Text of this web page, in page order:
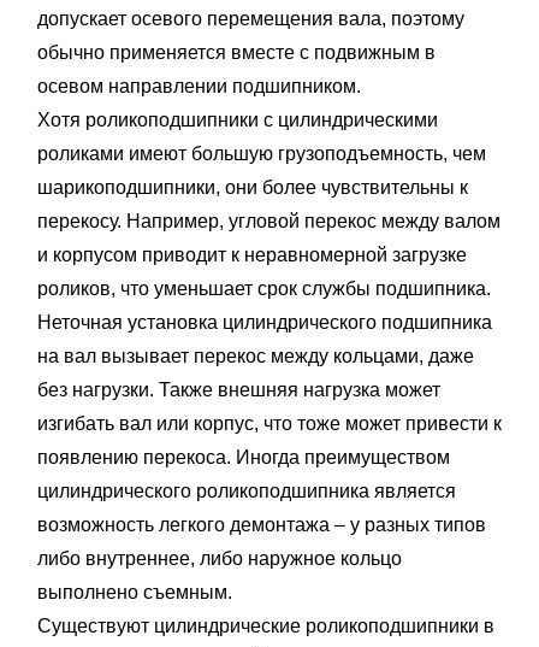
допускает осевого перемещения вала, поэтому
обычно применяется вместе с подвижным в
осевом направлении подшипником.
Хотя роликоподшипники с цилиндрическими
роликами имеют большую грузоподъемность, чем
шарикоподшипники, они более чувствительны к
перекосу. Например, угловой перекос между валом
и корпусом приводит к неравномерной загрузке
роликов, что уменьшает срок службы подшипника.
Неточная установка цилиндрического подшипника
на вал вызывает перекос между кольцами, даже
без нагрузки. Также внешняя нагрузка может
изгибать вал или корпус, что тоже может привести к
появлению перекоса. Иногда преимуществом
цилиндрического роликоподшипника является
возможность легкого демонтажа – у разных типов
либо внутреннее, либо наружное кольцо
выполнено съемным.
Существуют цилиндрические роликоподшипники в